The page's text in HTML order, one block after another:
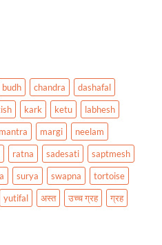
budh chandra
dashafal
kark ketu
labhesh
mantra margi
neelam
ratna sadesati
saptmesh
surya swapna
tortoise
yutifal अस्त उच्च ग्रह
ग्रह